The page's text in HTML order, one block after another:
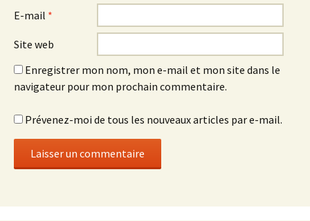
E-mail *
Site web
Enregistrer mon nom, mon e-mail et mon site dans le
navigateur pour mon prochain commentaire.
Prévenez-moi de tous les nouveaux articles par e-mail.